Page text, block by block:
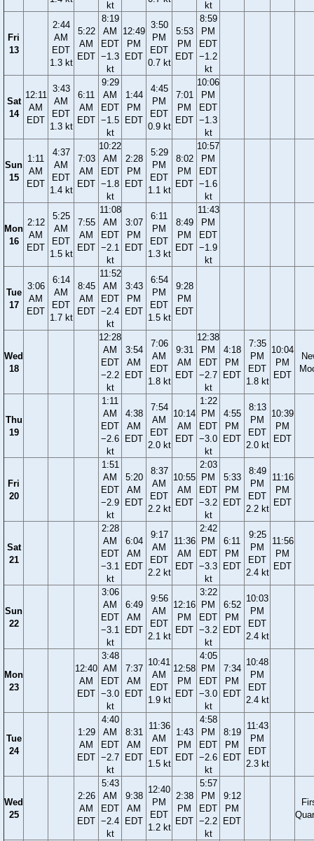
kt kt
Fri
13
2:44
AM
EDT
1.3 kt
5:22
AM
EDT
8:19
AM
EDT
−1.3
kt
12:49
PM
EDT
3:50
PM
EDT
0.7 kt
5:53
PM
EDT
8:59
PM
EDT
−1.2
kt
Sat
14
12:11
AM
EDT
3:43
AM
EDT
1.3 kt
6:11
AM
EDT
9:29
AM
EDT
−1.5
kt
1:44
PM
EDT
4:45
PM
EDT
0.9 kt
7:01
PM
EDT
10:06
PM
EDT
−1.3
kt
Sun
15
1:11
AM
EDT
4:37
AM
EDT
1.4 kt
7:03
AM
EDT
10:22
AM
EDT
−1.8
kt
2:28
PM
EDT
5:29
PM
EDT
1.1 kt
8:02
PM
EDT
10:57
PM
EDT
−1.6
kt
Mon
16
2:12
AM
EDT
5:25
AM
EDT
1.5 kt
7:55
AM
EDT
11:08
AM
EDT
−2.1
kt
3:07
PM
EDT
6:11
PM
EDT
1.3 kt
8:49
PM
EDT
11:43
PM
EDT
−1.9
kt
Tue
17
3:06
AM
EDT
6:14
AM
EDT
1.7 kt
8:45
AM
EDT
11:52
AM
EDT
−2.4
kt
3:43
PM
EDT
6:54
PM
EDT
1.5 kt
9:28
PM
EDT
Wed
18
12:28
AM
EDT
−2.2
kt
3:54
AM
EDT
7:06
AM
EDT
1.8 kt
9:31
AM
EDT
12:38
PM
EDT
−2.7
kt
4:18
PM
EDT
7:35
PM
EDT
1.8 kt
10:04
PM
EDT
Thu
19
1:11
AM
EDT
−2.6
kt
4:38
AM
EDT
7:54
AM
EDT
2.0 kt
10:14
AM
EDT
1:22
PM
EDT
−3.0
kt
4:55
PM
EDT
8:13
PM
EDT
2.0 kt
10:39
PM
EDT
Fri
20
1:51
AM
EDT
−2.9
kt
5:20
AM
EDT
8:37
AM
EDT
2.2 kt
10:55
AM
EDT
2:03
PM
EDT
−3.2
kt
5:33
PM
EDT
8:49
PM
EDT
2.2 kt
11:16
PM
EDT
Sat
21
2:28
AM
EDT
−3.1
kt
6:04
AM
EDT
9:17
AM
EDT
2.2 kt
11:36
AM
EDT
2:42
PM
EDT
−3.3
kt
6:11
PM
EDT
9:25
PM
EDT
2.4 kt
11:56
PM
EDT
Sun
22
3:06
AM
EDT
−3.1
kt
6:49
AM
EDT
9:56
AM
EDT
2.1 kt
12:16
PM
EDT
3:22
PM
EDT
−3.2
kt
6:52
PM
EDT
10:03
PM
EDT
2.4 kt
Mon
23
12:40
AM
EDT
3:48
AM
EDT
−3.0
kt
7:37
AM
EDT
10:41
AM
EDT
1.9 kt
12:58
PM
EDT
4:05
PM
EDT
−3.0
kt
7:34
PM
EDT
10:48
PM
EDT
2.4 kt
Tue
24
1:29
AM
EDT
4:40
AM
EDT
−2.7
kt
8:31
AM
EDT
11:36
AM
EDT
1.5 kt
1:43
PM
EDT
4:58
PM
EDT
−2.6
kt
8:19
PM
EDT
11:43
PM
EDT
2.3 kt
Wed
25
2:26
AM
EDT
5:43
AM
EDT
−2.4
kt
9:38
AM
EDT
12:40
PM
EDT
1.2 kt
2:38
PM
EDT
5:57
PM
EDT
−2.2
kt
9:12
PM
EDT